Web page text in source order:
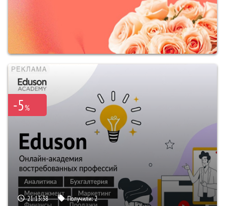
-5%
21:13:37 Получили:2